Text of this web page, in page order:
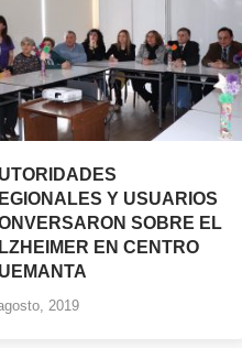
Y USUARIOS
SOBRE EL
EN CENTRO
2019